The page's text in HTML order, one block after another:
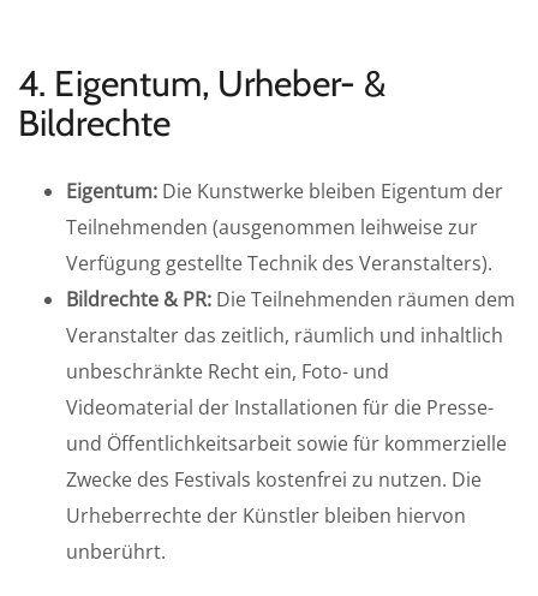
4. Eigentum, Urheber- &
Bildrechte
Eigentum: Die Kunstwerke bleiben Eigentum der
Teilnehmenden (ausgenommen leihweise zur
Verfügung gestellte Technik des Veranstalters).
Bildrechte & PR: Die Teilnehmenden räumen dem
Veranstalter das zeitlich, räumlich und inhaltlich
unbeschränkte Recht ein, Foto- und
Videomaterial der Installationen für die Presse-
und Öffentlichkeitsarbeit sowie für kommerzielle
Zwecke des Festivals kostenfrei zu nutzen. Die
Urheberrechte der Künstler bleiben hiervon
unberührt.